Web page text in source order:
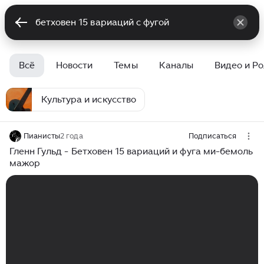
Всё Новости Темы Каналы Видео и
Культура и искусство
Пианисты2 года Подписаться
Гленн Гульд - Бетховен 15 вариаций и фуга ми-бемоль
мажор